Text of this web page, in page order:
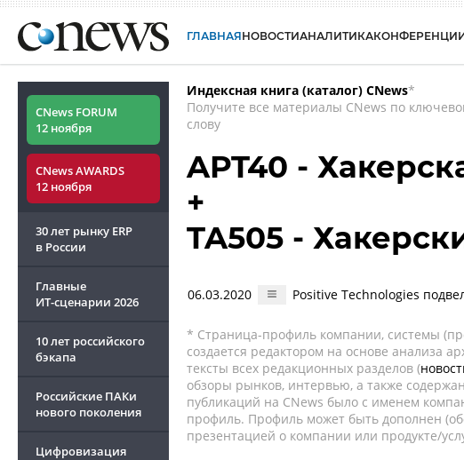
ГЛАВНАЯНОВОСТИАНАЛИТИКА
CNews FORUM
12 ноября
CNews AWARDS
12 ноября
30 лет рынку ERP
в России
Главные
ИТ-сценарии 2026
10 лет российского
бэкапа
Российские ПАКи
нового поколения
Цифровизация
Индексная книга (каталог) CNews*
Получите все материалы CNews по
слову
APT40 -
+
TA505 -
06.03.2020 Positive Technologies
* Страница-профиль компании, системы
создается редактором на основе анализа
тексты всех редакционных разделов (
обзоры рынков, интервью, а также
публикаций на CNews было с именем
профиль. Профиль может быть дополнен
презентацией о компании или продукте/